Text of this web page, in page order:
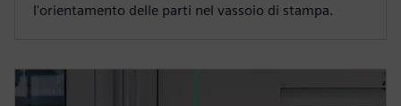
l'orientamento delle parti nel vassoio di stampa.